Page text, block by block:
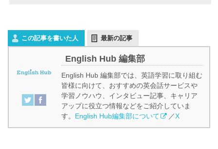
この記事を書いた人 最新の記事
English Hub 編集部
English Hub 編集部では、英語学習に取り組む
皆様に向けて、おすすめの英会話サービスや
学習ノウハウ、インタビュー記事、キャリア
アップに役立つ情報などをご紹介していま
す。 English Hub編集部について ／X